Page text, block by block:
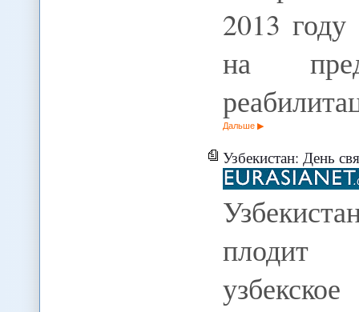
2013
на
Дальше
Узбекистан: День святого
плодит